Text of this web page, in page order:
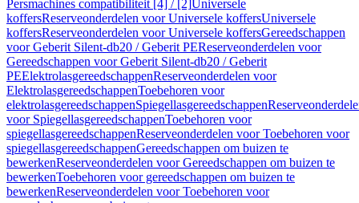
Persmachines compatibiliteit [4] / [2]Universele
koffersReserveonderdelen voor Universele koffersUniversele
koffersReserveonderdelen voor Universele koffersGereedschappen
voor Geberit Silent-db20 / Geberit PEReserveonderdelen voor
Gereedschappen voor Geberit Silent-db20 / Geberit
PEElektrolasgereedschappenReserveonderdelen voor
ElektrolasgereedschappenToebehoren voor
elektrolasgereedschappenSpiegellasgereedschappen
voor SpiegellasgereedschappenToebehoren voor
spiegellasgereedschappenReserveonderdelen voor Toebehoren voor
spiegellasgereedschappenGereedschappen om buizen te
bewerkenReserveonderdelen voor Gereedschappen om buizen te
bewerkenToebehoren voor gereedschappen om buizen te
bewerkenReserveonderdelen voor Toebehoren voor